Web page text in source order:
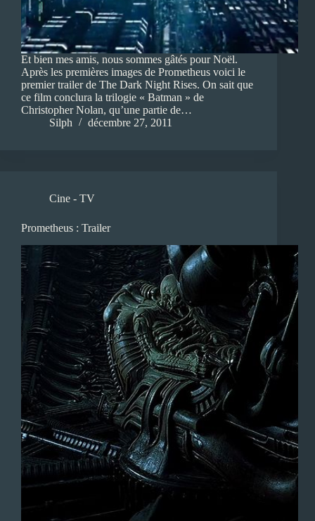
Et bien mes amis, nous sommes gâtés pour Noël.
Après les premières images de Prometheus voici le
premier trailer de The Dark Night Rises. On sait que
ce film conclura la trilogie « Batman » de
Christopher Nolan, qu’une partie de…
Silph
décembre 27, 2011
Cine - TV
Prometheus : Trailer